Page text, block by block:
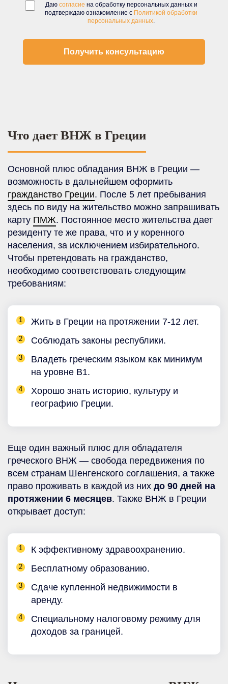
Даю согласие на обработку персональных данных и
подтверждаю ознакомление с Политикой обработки
персональных данных
Что дает ВНЖ в Греции
Основной плюс обладания ВНЖ в Греции —
возможность в дальнейшем оформить
гражданство Греции. После 5 лет пребывания
здесь по виду на жительство можно запрашивать
карту ПМЖ. Постоянное место жительства дает
резиденту те же права, что и у коренного
населения, за исключением избирательного.
Чтобы претендовать на гражданство,
необходимо соответствовать следующим
требованиям:
Жить в Греции на протяжении 7-12 лет.
Соблюдать законы республики.
Владеть греческим языком как минимум
на уровне В1.
Хорошо знать историю, культуру и
географию Греции.
Еще один важный плюс для обладателя
греческого ВНЖ — свобода передвижения по
всем странам Шенгенского соглашения, а также
право проживать в каждой из них до 90 дней на
протяжении 6 месяцев. Также ВНЖ в Греции
открывает доступ:
К эффективному здравоохранению.
Бесплатному образованию.
Сдаче купленной недвижимости в
аренду.
Специальному налоговому режиму для
доходов за границей.